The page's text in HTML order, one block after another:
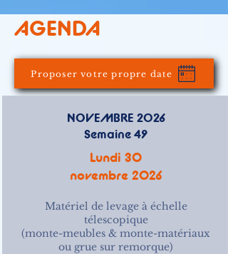
AGENDA
Proposer votre propre date
NOVEMBRE 2026
Semaine 49
Lundi 30
novembre 2026
Matériel de levage à échelle
télescopique
(monte-meubles & monte-matériaux
ou grue sur remorque)